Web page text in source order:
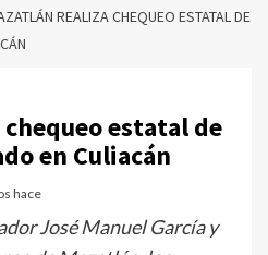
REALIZA CHEQUEO ESTATAL DE
estatal de
en Culiacán
hace
José Manuel García y